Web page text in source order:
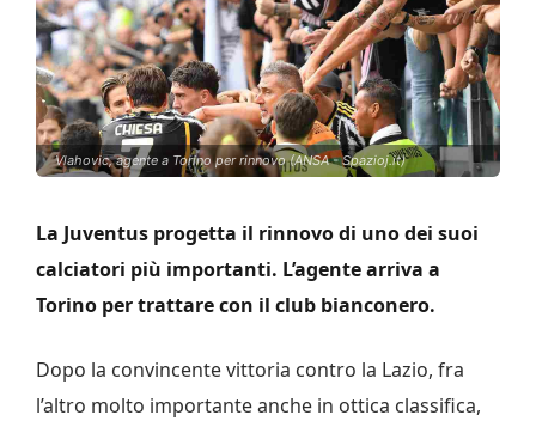
Vlahovic, agente a Torino per rinnovo (ANSA - Spazioj.it)
La Juventus progetta il rinnovo di uno dei suoi
calciatori più importanti. L’agente arriva a
Torino per trattare con il club bianconero.
Dopo la convincente vittoria contro la Lazio, fra
l’altro molto importante anche in ottica classifica,